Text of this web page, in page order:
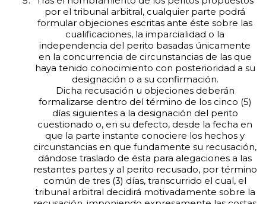
por el tribunal arbitral, cualquier parte podrá
formular objeciones escritas ante éste sobre las
cualificaciones, la imparcialidad o la
independencia del perito basadas únicamente
en la concurrencia de circunstancias de las que
haya tenido conocimiento con posterioridad a su
designación o a su confirmación.
Dicha recusación u objeciones deberán
formalizarse dentro del término de los cinco (5)
días siguientes a la designación del perito
cuestionado o, en su defecto, desde la fecha en
que la parte instante conociere los hechos y
circunstancias en que fundamente su recusación,
dándose traslado de ésta para alegaciones a las
restantes partes y al perito recusado, por término
común de tres (3) días, transcurrido el cual, el
tribunal arbitral decidirá motivadamente sobre la